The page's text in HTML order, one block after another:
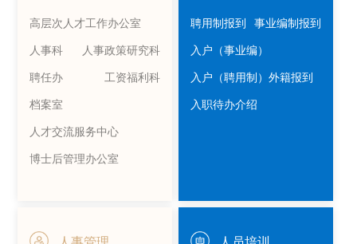
高层次人才工作办公室
人事科 人事政策研究科
聘任办 工资福利科
档案室
人才交流服务中心
博士后管理办公室
聘用制报到 事业编制报到
入户（事业编）
入户（聘用制） 外籍报到
入职待办介绍